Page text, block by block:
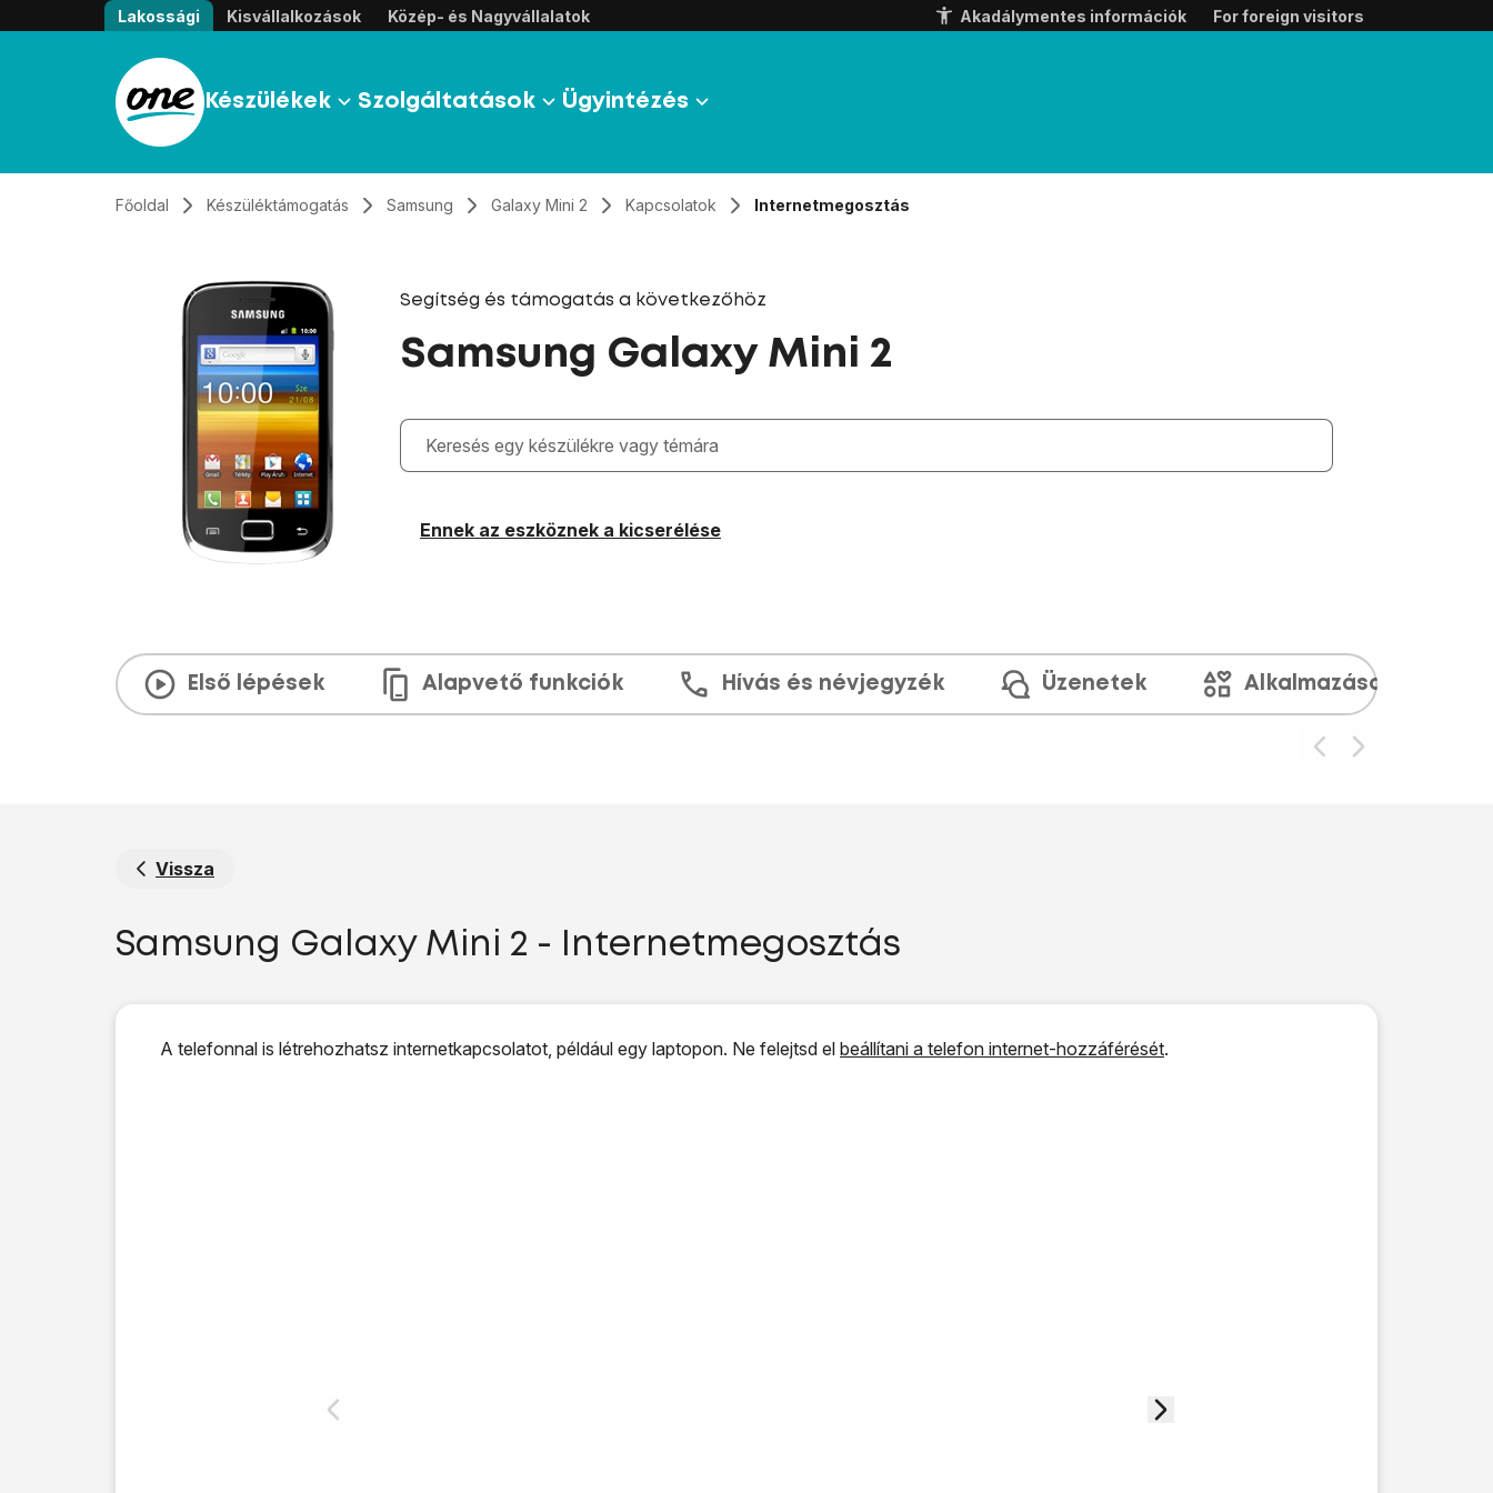
Átugrás, tovább a tartalomhoz
Lakossági Kisvállalkozások Közép- és Nagyvállalatok Akadálymentes információk For foreign visitors
Készülékek Szolgáltatások Ügyintézés
Főoldal Készüléktámogatás Samsung Galaxy Mini 2 Kapcsolatok Internetmegosztás
Segítség és támogatás a következőhöz
Samsung Galaxy Mini 2
Gépelés közben megjelennek a keresési javaslatok a mező alatt
Ennek az eszköznek a kicserélése
Első lépések Alapvető funkciók Hívás és névjegyzék Üzenetek Alkalmazások és
Vissza
Samsung Galaxy Mini 2 - Internetmegosztás
A telefonnal is létrehozhatsz internetkapcsolatot, például egy laptopon. Ne felejtsd el beállítani a telefon internet-hozzáférését.